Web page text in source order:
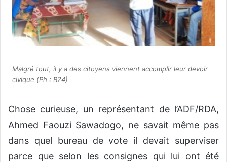
Malgré tout, il y a des citoyens viennent accomplir leur devoir
civique (Ph : B24)
Chose curieuse, un représentant de l’ADF/RDA,
Ahmed Faouzi Sawadogo, ne savait même pas
dans quel bureau de vote il devait superviser
parce que selon les consignes qui lui ont été